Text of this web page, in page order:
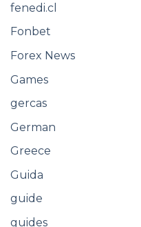
fenedi.cl
Fonbet
Forex News
Games
gercas
German
Greece
Guida
guide
guides